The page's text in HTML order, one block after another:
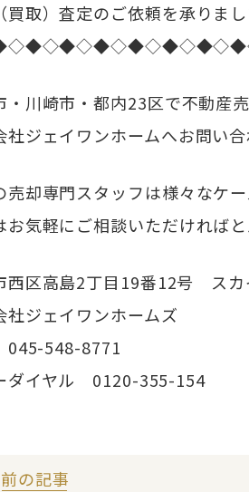
買取）査定のご依頼を承りま
・川崎市・都内23区で不動産
社ジェイワンホームへお問い合
売却専門スタッフは様々なケ
お気軽にご相談いただければと
西区高島2丁目19番12号 スカ
社ジェイワンホームズ
548-8771
ダイヤル 0120-355-154
前の記事